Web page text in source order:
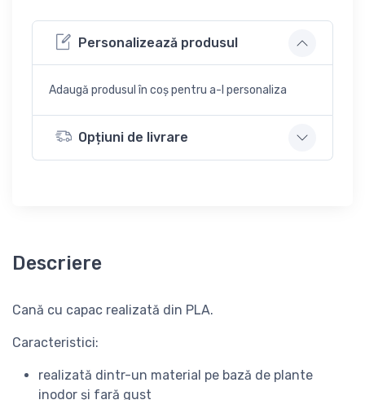
Personalizează produsul
Adaugă produsul în coș pentru a-l personaliza
Opțiuni de livrare
Descriere
Cană cu capac realizată din PLA.
Caracteristici:
realizată dintr-un material pe bază de plante
inodor și fară gust